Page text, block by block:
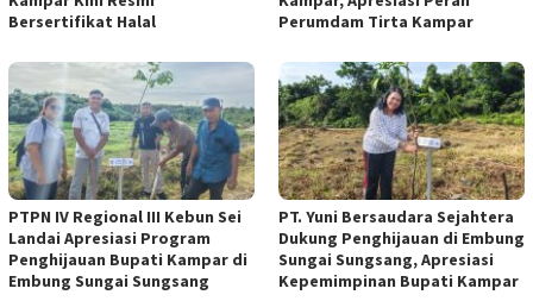
Bersertifikat Halal
Perumdam Tirta Kampar
PTPN IV Regional III Kebun Sei
Landai Apresiasi Program
Penghijauan Bupati Kampar di
Embung Sungai Sungsang
PT. Yuni Bersaudara Sejahtera
Dukung Penghijauan di Embung
Sungai Sungsang, Apresiasi
Kepemimpinan Bupati Kampar ‎